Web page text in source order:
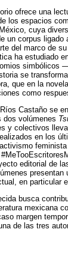
ofrece una
los espacios
cuya
un corpus
del marco de
ha estudiado
simbólicos
se
que en la
como
Castaño se
dos volúmenes
y colectivos
en los
editorial de
en particular
busca
mexicana
margen
de las tres